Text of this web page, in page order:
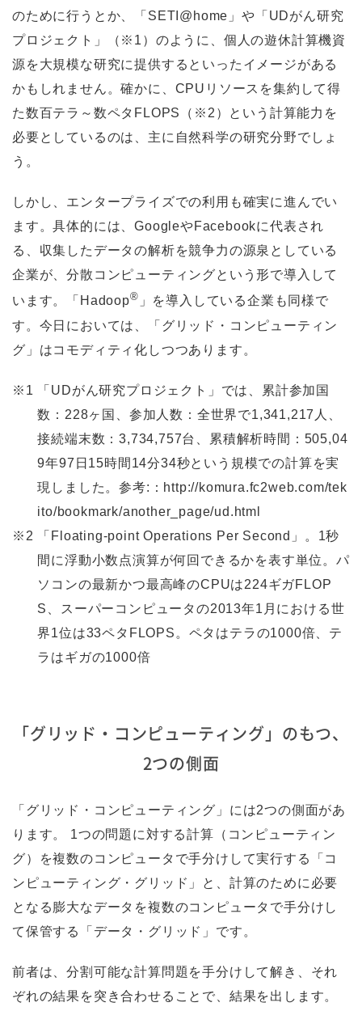
のために行うとか、「SETI@home」や「UDがん研究
プロジェクト」（※1）のように、個人の遊休計算機資
源を大規模な研究に提供するといったイメージがある
かもしれません。確かに、CPUリソースを集約して得
た数百テラ～数ペタFLOPS（※2）という計算能力を
必要としているのは、主に自然科学の研究分野でしょ
う。
しかし、エンタープライズでの利用も確実に進んでい
ます。具体的には、GoogleやFacebookに代表され
る、収集したデータの解析を競争力の源泉としている
企業が、分散コンピューティングという形で導入して
います。「Hadoop® 」を導入している企業も同様で
す。今日においては、「グリッド・コンピューティン
グ」はコモディティ化しつつあります。
※1
「UDがん研究プロジェクト」では、累計参加国
数：228ヶ国、参加人数：全世界で1,341,217人、
接続端末数：3,734,757台、累積解析時間：505,04
9年97日15時間14分34秒という規模での計算を実
現しました。参考:：http://komura.fc2web.com/tek
ito/bookmark/another_page/ud.html
※2
「Floating-point Operations Per Second」。1秒
間に浮動小数点演算が何回できるかを表す単位。パ
ソコンの最新かつ最高峰のCPUは224ギガFLOP
S、スーパーコンピュータの2013年1月における世
界1位は33ペタFLOPS。ペタはテラの1000倍、テ
ラはギガの1000倍
「グリッド・コンピューティング」のもつ、
2つの側面
「グリッド・コンピューティング」には2つの側面があ
ります。 1つの問題に対する計算（コンピューティン
グ）を複数のコンピュータで手分けして実行する「コ
ンピューティング・グリッド」と、計算のために必要
となる膨大なデータを複数のコンピュータで手分けし
て保管する「データ・グリッド」です。
前者は、分割可能な計算問題を手分けして解き、それ
ぞれの結果を突き合わせることで、結果を出します。